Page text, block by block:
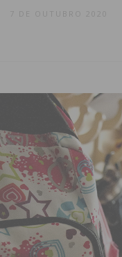
7 DE OUTUBRO 2020